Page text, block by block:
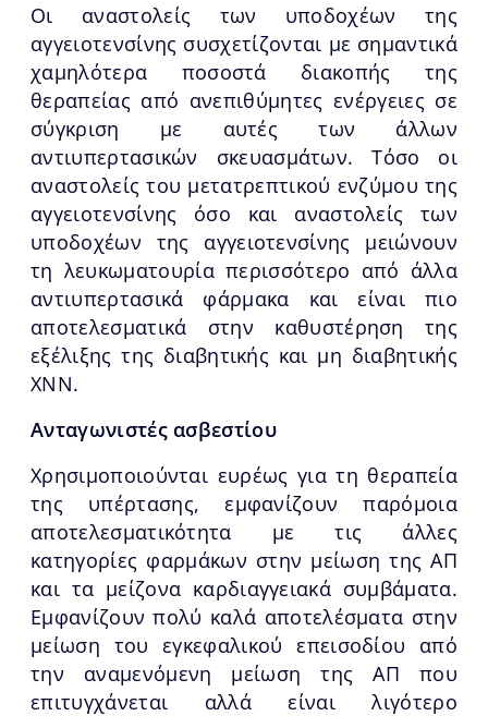
Οι αναστολείς των υποδοχέων της
αγγειοτενσίνης συσχετίζονται με σημαντικά
χαμηλότερα ποσοστά διακοπής της
θεραπείας από ανεπιθύμητες ενέργειες σε
σύγκριση με αυτές των άλλων
αντιυπερτασικών σκευασμάτων. Τόσο οι
αναστολείς του μετατρεπτικού ενζύμου της
αγγειοτενσίνης όσο και αναστολείς των
υποδοχέων της αγγειοτενσίνης μειώνουν
τη λευκωματουρία περισσότερο από άλλα
αντιυπερτασικά φάρμακα και είναι πιο
αποτελεσματικά στην καθυστέρηση της
εξέλιξης της διαβητικής και μη διαβητικής
ΧΝΝ.
Ανταγωνιστές ασβεστίου
Χρησιμοποιούνται ευρέως για τη θεραπεία
της υπέρτασης, εμφανίζουν παρόμοια
αποτελεσματικότητα με τις άλλες
κατηγορίες φαρμάκων στην μείωση της ΑΠ
και τα μείζονα καρδιαγγειακά συμβάματα.
Εμφανίζουν πολύ καλά αποτελέσματα στην
μείωση του εγκεφαλικού επεισοδίου από
την αναμενόμενη μείωση της ΑΠ που
επιτυγχάνεται αλλά είναι λιγότερο